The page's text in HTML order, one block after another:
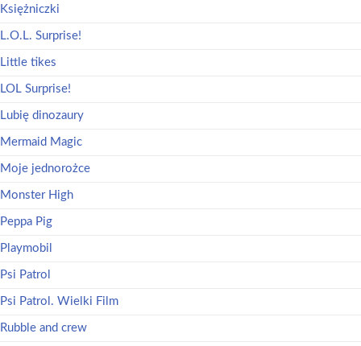
Księżniczki
L.O.L. Surprise!
Little tikes
LOL Surprise!
Lubię dinozaury
Mermaid Magic
Moje jednorożce
Monster High
Peppa Pig
Playmobil
Psi Patrol
Psi Patrol. Wielki Film
Rubble and crew